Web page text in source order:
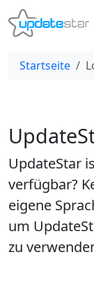
Startseite
UpdateStar
verfügbar?
eigene
um
zu